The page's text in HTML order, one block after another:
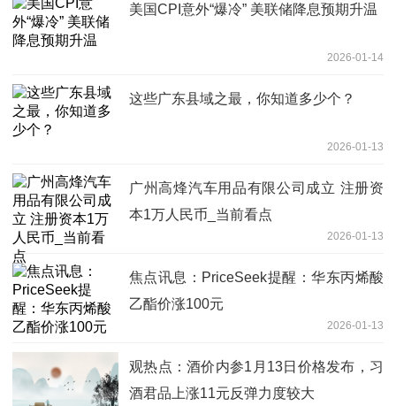
美国CPI意外“爆冷” 美联储降息预期升温
2026-01-14
这些广东县域之最，你知道多少个？
2026-01-13
广州高烽汽车用品有限公司成立 注册资
本1万人民币_当前看点
2026-01-13
焦点讯息：PriceSeek提醒：华东丙烯酸
乙酯价涨100元
2026-01-13
观热点：酒价内参1月13日价格发布，习
酒君品上涨11元反弹力度较大